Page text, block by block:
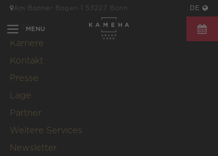
Am Bonner Bogen 1 53227 Bonn DE
Über uns
Team
Karriere
Kontakt
Presse
Lage
Partner
Weitere Services
Newsletter